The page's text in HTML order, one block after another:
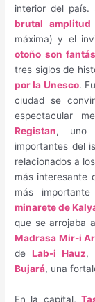
interior del país.
brutal amplitud
máxima) y el
otoño son
tres siglos de
por la Unesco.
ciudad se
espectacular
Registan, uno
importantes del
relacionados a
más interesante
más
minarete de
que se arrojaba
Madrasa Mir-i
de Lab-i Hauz,
Bujará, una
En la capital,